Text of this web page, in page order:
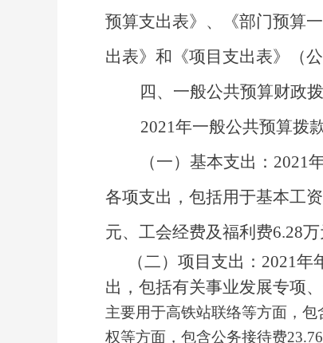
预算支出表》 、 《部门预算
出表》 和《项目支出表》
（
四、一般公共预算财政
2021年一般公共预算拨
（一） 基本支出 ： 2021
各项支出，包括用于基本工资
元、工会经费及福利费6.28
（二） 项目支出 ： 2021年
出，包括有关事业发展专项
主要用于高铁站联络等方面， 包
权等方面， 包含公务接待费